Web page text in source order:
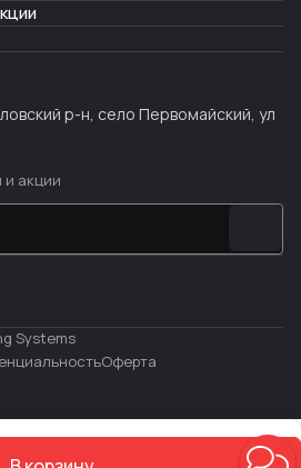
р-н, село Первомайский, ул
и акции
Systems
Оферта